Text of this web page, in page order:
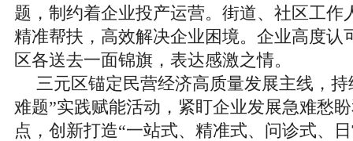
题，制约着企业投产运营。街道、社区工作
精准帮扶，高效解决企业困境。企业高度认
区各送去一面锦旗，表达感激之情。
三元区锚定民营经济高质量发展主线，
难题”实践赋能活动，紧盯企业发展急难愁
点，创新打造“一站式、精准式、问诊式、